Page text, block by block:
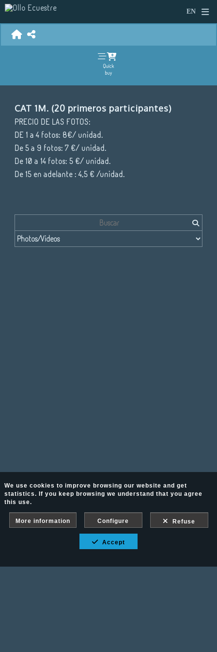
Quick
buy
CAT 1M. (20 primeros participantes)
PRECIO DE LAS FOTOS:
DE 1 a 4 fotos: 8€/ unidad.
De 5 a 9 fotos: 7 €/ unidad.
De 10 a 14 fotos: 5 €/ unidad.
De 15 en adelante : 4,5 € /unidad.
We use cookies to improve browsing our website and get
statistics. If you keep browsing we understand that you agree
this use.
More information Configure Refuse
Accept